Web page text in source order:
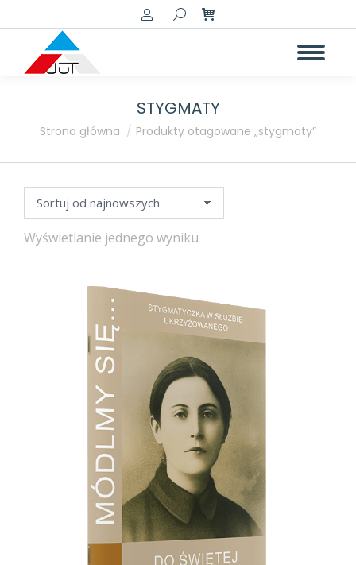
Szukaj:
STYGMATY
Jesteś tutaj:
Strona główna Produkty otagowane „stygmaty”
Wyświetlanie jednego wyniku